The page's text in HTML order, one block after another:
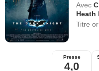
Avec
Heath
Titre
Presse
4,0